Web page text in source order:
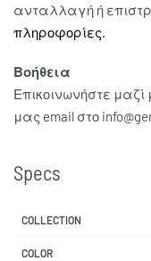
ανταλλαγή ή
πληροφορίες.
Βοήθεια
Επικοινωνήστε μαζί
μας email στο
Specs
COLLECTION
COLOR